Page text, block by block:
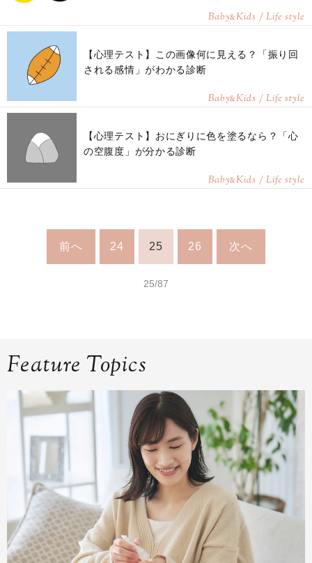
Baby&Kids / Life style
【心理テスト】この画像何に見える？「振り回
される感情」がわかる診断
Baby&Kids / Life style
【心理テスト】おにぎりに色を塗るなら？「心
の空腹度」が分かる診断
Baby&Kids / Life style
前へ 24 25 26 次へ
25/87
Feature Topics